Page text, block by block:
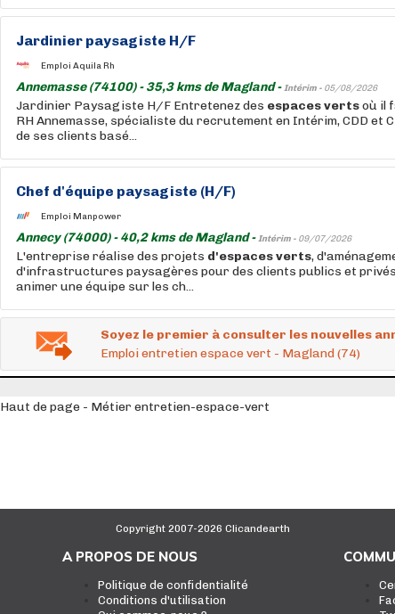
Jardinier paysagiste H/F
Emploi Aquila Rh
Annemasse (74100) - 35,3 kms de Magland -Intérim - 05/08/2026
Jardinier Paysagiste H/F Entretenez des espacesvertsoù il
RH Annemasse, spécialiste du recrutement en Intérim, CDD et
de ses clients basé...
Chef d'équipe paysagiste (H/F)
Emploi Manpower
Annecy (74000) - 40,2 kms de Magland -Intérim - 09/07/2026
L'entreprise réalise des projets d'espacesverts,
d'infrastructures paysagères pour des clients publics et
animer une équipe sur les ch...
Soyez le premier à consulter les nouvelles
Emploi entretien espace vert - Magland (74)
Haut de page - Métier entretien-espace-vert
Copyright 2007-2026 Clicandearth
A PROPOS DE NOUS
Politique de confidentialité
Conditions d'utilisation